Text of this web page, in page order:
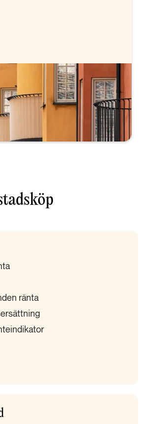
hur prognosen för bolåneräntor
hur du kan tänka med ditt bolån
ränta